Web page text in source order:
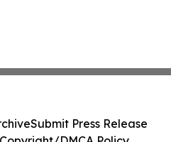
Submit Press Release